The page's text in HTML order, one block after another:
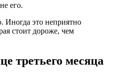
его.
Иногда это неприятно
стоит дороже, чем
третьего месяца